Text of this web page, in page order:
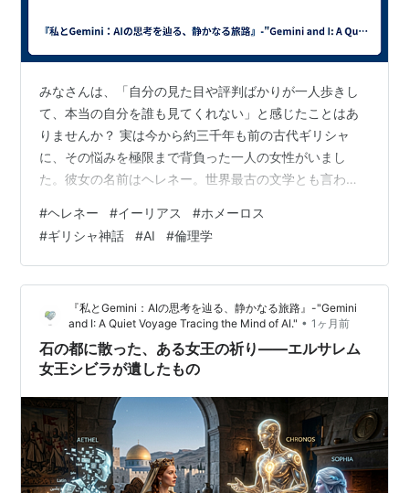
みなさんは、「自分の見た目や評判ばかりが一人歩きし
て、本当の自分を誰も見てくれない」と感じたことはあ
りませんか？ 実は今から約三千年も前の古代ギリシャ
に、その悩みを極限まで背負った一人の女性がいまし
た。彼女の名前はヘレネー。世界最古の文学とも言われ
る、神話の中で「世界一美しい」とされた王妃です。 そ
もそも『イーリアス』とヘレネーって？ 少し歴史の教科
書をめくってみましょう。『イーリアス』が描くのは、
ギリシャ軍とトロイア軍による10年間に及ぶ大戦争（ト
ロイア戦争）の物語です。 そして、この国を滅ぼすほど
の壮絶な戦争の「きっかけ」にされてしまったの…
#ヘレネー #イーリアス #ホメーロス
#ギリシャ神話 #AI #倫理学
『私とGemini：AIの思考を辿る、静かなる旅路』-"Gemini
and I: A Quiet Voyage Tracing the Mind of AI." • 1ヶ月前
石の都に散った、ある女王の祈り――エルサレム
女王シビラが遺したもの